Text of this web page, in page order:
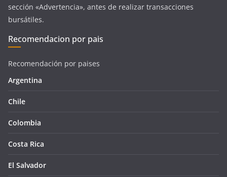
sección «Advertencia», antes de realizar transacciones
bursátiles.
Recomendacion por pais
Recomendación por paises
Argentina
Chile
Colombia
Costa Rica
El Salvador